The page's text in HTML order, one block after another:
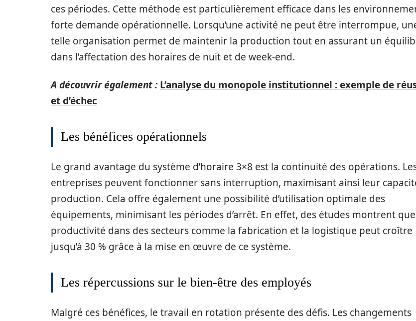
ces périodes. Cette méthode est particulièrement efficace dans les
forte demande opérationnelle. Lorsqu’une activité ne peut être interrompue,
telle organisation permet de maintenir la production tout en assurant un
dans l’affectation des horaires de nuit et de week-end.
A découvrir également : L’analyse du monopole institutionnel : exemple de
et d’échec
Les bénéfices opérationnels
Le grand avantage du système d’horaire 3×8 est la continuité des opérations.
entreprises peuvent fonctionner sans interruption, maximisant ainsi leur
production. Cela offre également une possibilité d’utilisation optimale des
équipements, minimisant les périodes d’arrêt. En effet, des études montrent
productivité dans des secteurs comme la fabrication et la logistique peut croître
jusqu’à 30 % grâce à la mise en œuvre de ce système.
Les répercussions sur le bien-être des employés
Malgré ces bénéfices, le travail en rotation présente des défis. Les changements